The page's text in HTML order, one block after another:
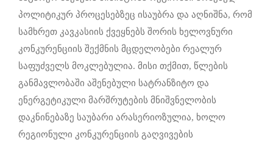
პოლიტიკურ პროცესებზეც ისაუბრა და აღნიშნა, რომ
სამხრეთ კავკასიის ქვეყნებს შორის ხელოვნური
კონკურენციის შექმნის მცდელობები რეალურ
საფუძველს მოკლებულია. მისი თქმით, წლების
განმავლობაში აშენებული სატრანზიტო და
ენერგეტიკული მარშრუტების მნიშვნელობის
დაკნინებაზე საუბარი არასერიოზულია, ხოლო
რეგიონული კონკურენციის გაღვივების